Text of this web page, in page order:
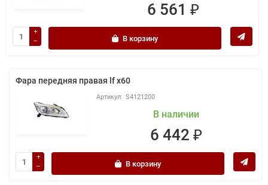
6 561 ₽
В корзину
Фара передняя правая lf x60
S4121200
В наличии
6 442 ₽
В корзину